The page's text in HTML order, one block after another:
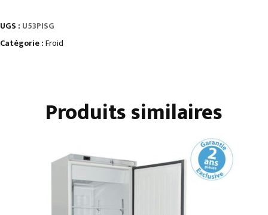
INOX
3
UGS : U53PISG
Catégorie :Froid
Produits similaires